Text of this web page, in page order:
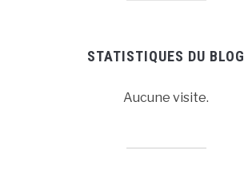
STATISTIQUES DU BLOG
Aucune visite.